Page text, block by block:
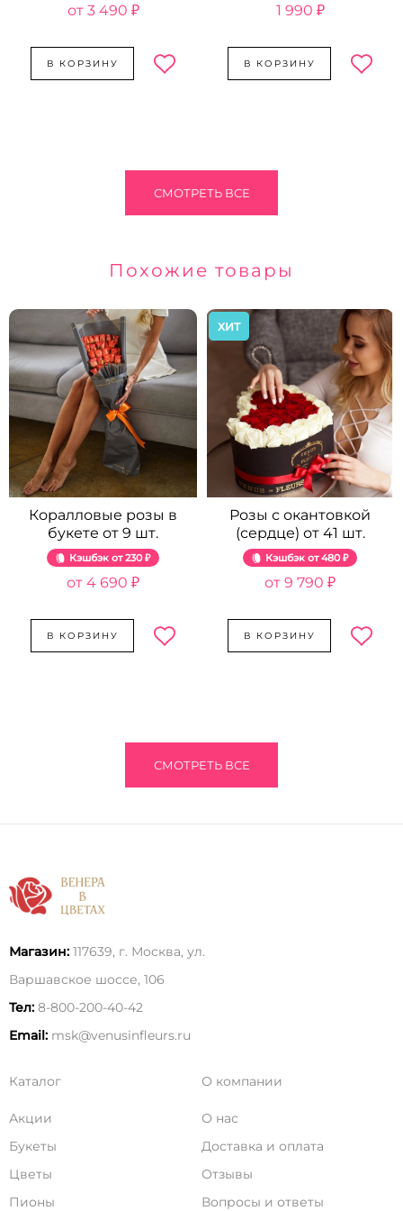
3 490 ₽
В КОРЗИНУ
1 990 ₽
В КОРЗИНУ
СМОТРЕТЬ ВСЕ
Похожие товары
Коралловые розы в
букете от 9 шт.
Кэшбэк 230 ₽
4 690 ₽
В КОРЗИНУ
ХИТ
Розы с окантовкой
(сердце) от 41 шт.
Кэшбэк 480 ₽
9 790 ₽
В КОРЗИНУ
СМОТРЕТЬ ВСЕ
Магазин: 117639, г. Москва, ул.
Варшавское шоссе, 106
Тел: 8-800-200-40-42
Email: msk@venusinfleurs.ru
Каталог
Акции
Букеты
Цветы
Пионы
О компании
О нас
Доставка и оплата
Отзывы
Вопросы и ответы